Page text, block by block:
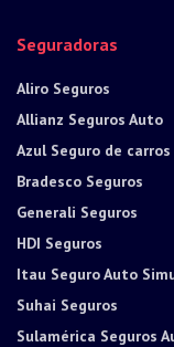
Seguradoras
Aliro Seguros
Allianz Seguros Auto
Azul Seguro de
Bradesco Seguros
Generali Seguros
HDI Seguros
Itau Seguro Auto
Suhai Seguros
Sulamérica Seguros